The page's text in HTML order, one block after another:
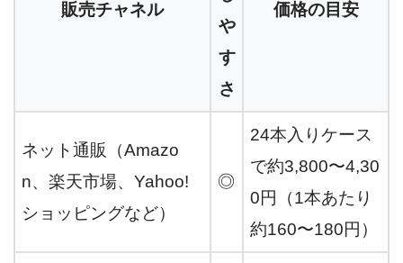
販売チャネル
や
す
さ
価格の目安
ネット通販（Amazo
n、楽天市場、Yahoo!
ショッピングなど）
◎
24本入りケース
で約3,800〜4,30
0円（1本あたり
約160〜180円）